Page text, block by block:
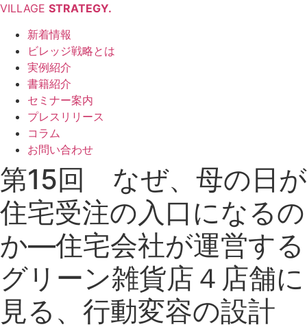
VILLAGE STRATEGY.
新着情報
ビレッジ戦略とは
実例紹介
書籍紹介
セミナー案内
プレスリリース
コラム
お問い合わせ
第15回 なぜ、母の日が
住宅受注の入口になるの
か—住宅会社が運営する
グリーン雑貨店４店舗に
見る、行動変容の設計